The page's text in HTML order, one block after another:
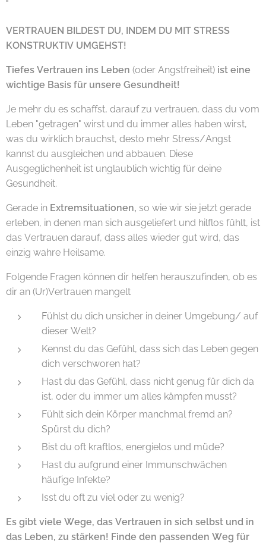
VERTRAUEN BILDEST DU, INDEM DU MIT STRESS
KONSTRUKTIV UMGEHST!
Tiefes Vertrauen ins Leben (oder Angstfreiheit) ist eine
wichtige Basis für unsere Gesundheit!
Je mehr du es schaffst, darauf zu vertrauen, dass du vom
Leben "getragen" wirst und du immer alles haben wirst,
was du wirklich brauchst, desto mehr Stress/Angst
kannst du ausgleichen und abbauen. Diese
Ausgeglichenheit ist unglaublich wichtig für deine
Gesundheit.
Gerade in Extremsituationen, so wie wir sie jetzt gerade
erleben, in denen man sich ausgeliefert und hilflos fühlt, ist
das Vertrauen darauf, dass alles wieder gut wird, das
einzig wahre Heilsame.
Folgende Fragen können dir helfen herauszufinden, ob es
dir an (Ur)Vertrauen mangelt
Fühlst du dich unsicher in deiner Umgebung/ auf
dieser Welt?
Kennst du das Gefühl, dass sich das Leben gegen
dich verschworen hat?
Hast du das Gefühl, dass nicht genug für dich da
ist, oder du immer um alles kämpfen musst?
Fühlt sich dein Körper manchmal fremd an?
Spürst du dich?
Bist du oft kraftlos, energielos und müde?
Hast du aufgrund einer Immunschwächen
häufige Infekte?
Isst du oft zu viel oder zu wenig?
Es gibt viele Wege, das Vertrauen in sich selbst und in
das Leben, zu stärken! Finde den passenden Weg für